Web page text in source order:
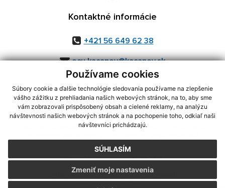
Používame cookies
Súbory cookie a ďalšie technológie sledovania používame na zlepšenie
vášho zážitku z prehliadania našich webových stránok, na to, aby sme
vám zobrazovali prispôsobený obsah a cielené reklamy, na analýzu
návštevnosti našich webových stránok a na pochopenie toho, odkiaľ naši
návštevníci prichádzajú.
SÚHLASÍM
Zmeniť moje nastavenia
Kontaktné informácie
+421 56 649 62 38
ocu.kacanov@kacanov.sk
využite možnosť získavania aktuálnych informácií s využitím RSS
CMS systém (redakčný) systém ECHELON 2,Mapa stránok,web portál
webex.digital, s.r.o.,domény,registrácia domény
Posledná aktualizácia:06.08.2026
Vytlačiť stránku|Vyhlásenie o prístupnosti